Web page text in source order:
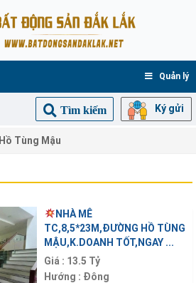
Quản lý
Ký gửi
Tìm kiếm
Hồ Tùng Mậu
NHÀ MÊ
TC,8,5*23M,ĐƯỜNG HỒ TÙNG
MẬU,K.DOANH TỐT,NGAY ...
Giá : 13.5 Tỷ
Hướng : Đông